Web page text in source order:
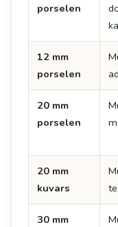
porselen
12 mm
porselen
20 mm
porselen
20 mm
kuvars
30 mm